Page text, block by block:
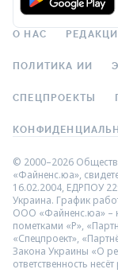
О НАС
ПОЛИТИКА ИИ
СПЕЦПРОЕКТЫ
© 2000–2026
«Файненс.юа»,
16.02.2004, ЕДРПОУ
Украина. График
ООО «Файненс.юа» –
пометками «Р»,
«Спецпроект»,
Закона Украины «О
ответственность